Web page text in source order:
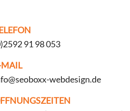
91 98 053
MAIL
webdesign.de